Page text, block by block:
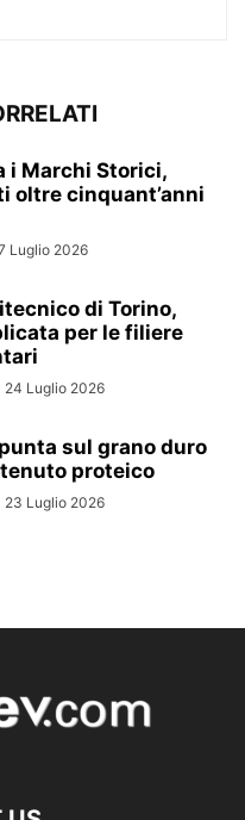
i Marchi Storici,
oltre cinquant’anni
Luglio 2026
di Torino,
per le filiere
24 Luglio 2026
sul grano duro
proteico
23 Luglio 2026